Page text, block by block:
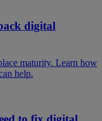
digital
maturity. Learn how
help.